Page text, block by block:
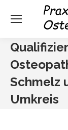
Schmelz
Umkreis